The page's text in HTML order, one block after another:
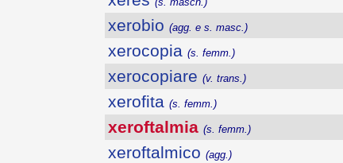
xerobio (agg. e s. masc.)
xerocopia (s. femm.)
xerocopiare (v. trans.)
xerofita (s. femm.)
xeroftalmia (s. femm.)
xeroftalmico (agg.)